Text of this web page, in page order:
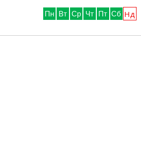
Пн Вт Ср Чт Пт Сб Нд